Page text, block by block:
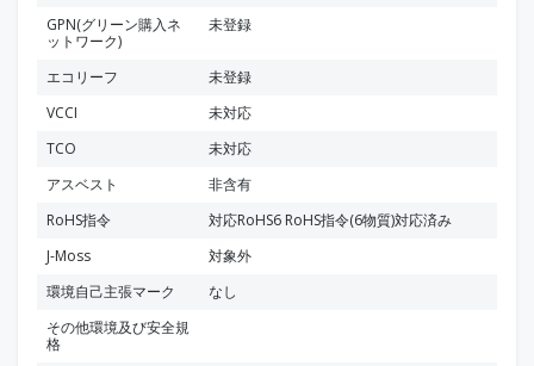
GPN(グリーン購入ネ
ットワーク)
未登録
エコリーフ
未登録
VCCI
未対応
TCO
未対応
アスベスト
非含有
RoHS指令
対応RoHS6 RoHS指令(6物質)対応済み
J-Moss
対象外
環境自己主張マーク
なし
その他環境及び安全規
格